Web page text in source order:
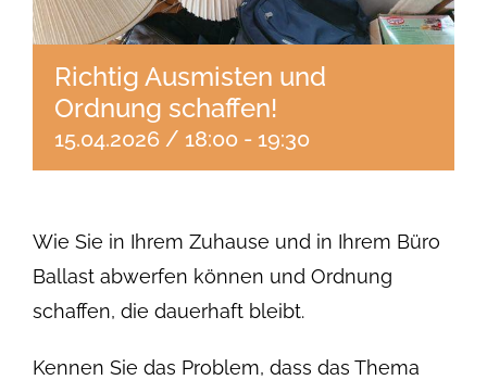
Richtig Ausmisten und
Ordnung schaffen!
15.04.2026 / 18:00 - 19:30
Wie Sie in Ihrem Zuhause und in Ihrem Büro
Ballast abwerfen können und Ordnung
schaffen, die dauerhaft bleibt.
Kennen Sie das Problem, dass das Thema